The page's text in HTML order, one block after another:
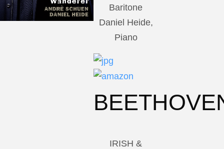
Baritone
Daniel Heide,
Piano
IRISH &